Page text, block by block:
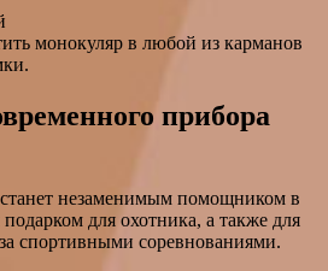
монокуляр в любой из карманов
прибора
незаменимым помощником в
для охотника, а также для
спортивными соревнованиями.